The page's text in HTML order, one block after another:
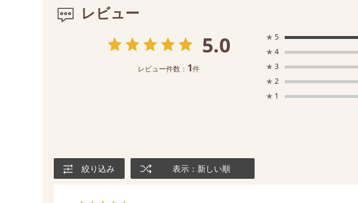
レビュー
5.0
レビュー件数： 1件
★ 5
★ 4
★ 3
★ 2
★ 1
絞り込み 表示：新しい順